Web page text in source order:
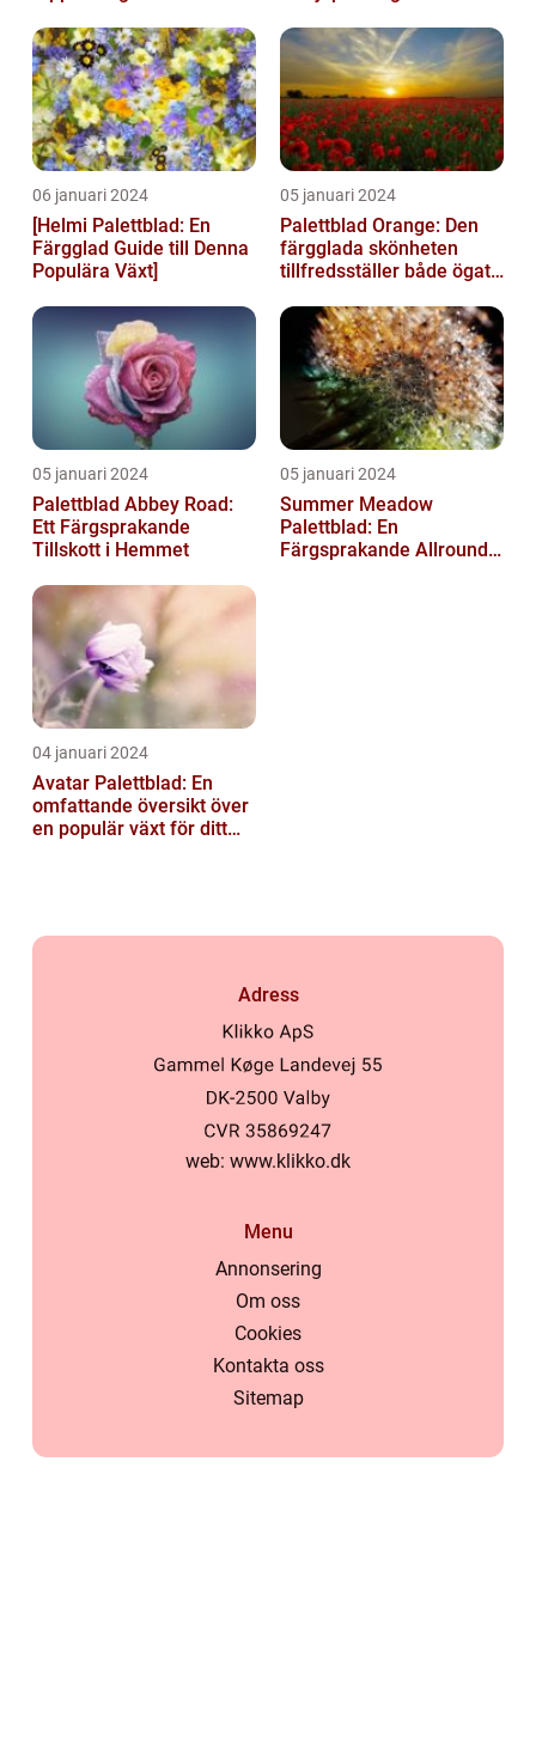
06 januari 2024
[Helmi Palettblad: En
Färgglad Guide till Denna
Populära Växt]
05 januari 2024
Palettblad Orange: Den
färgglada skönheten
tillfredsställer både ögat
05 januari 2024
Palettblad Abbey Road:
Ett Färgsprakande
Tillskott i Hemmet
05 januari 2024
Summer Meadow
Palettblad: En
Färgsprakande Allround-
04 januari 2024
Avatar Palettblad: En
omfattande översikt över
en populär växt för ditt
Adress
web: www.klikko.dk
Menu
Annonsering
Om oss
Cookies
Kontakta oss
Sitemap